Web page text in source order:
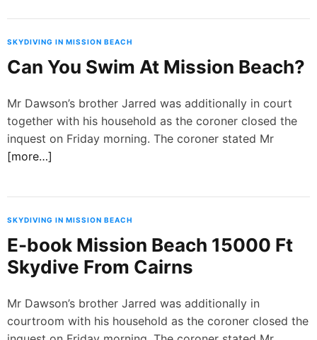
SKYDIVING IN MISSION BEACH
Can You Swim At Mission Beach?
Mr Dawson’s brother Jarred was additionally in court
together with his household as the coroner closed the
inquest on Friday morning. The coroner stated Mr
[more…]
SKYDIVING IN MISSION BEACH
E-book Mission Beach 15000 Ft
Skydive From Cairns
Mr Dawson’s brother Jarred was additionally in
courtroom with his household as the coroner closed the